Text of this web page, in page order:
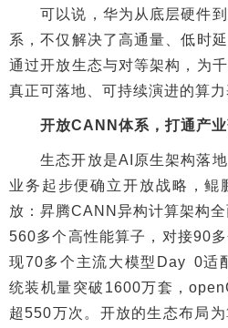
可以说，华为从底层硬件到
系，不仅解决了高通量、低时
通过开放生态与对等架构，为
真正可落地、可持续演进的算力
开放CANN体系，打通产
生态开放是AI原生架构落地
业务起步便确立开放战略，鲲
放：昇腾CANN异构计算架构
560多个高性能算子，对接90
现70多个主流大模型Day 0适
统装机量突破1600万套，
超550万次。开放的生态布局